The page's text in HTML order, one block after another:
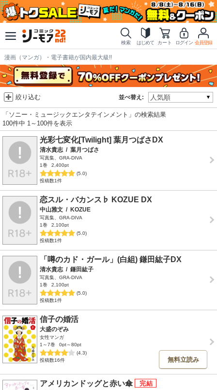
検索 はじめて カート ログイン 会員登録
漫画（マンガ）・電子書籍が国内最大級!!
並べ替え:
絞り込む
「ソニー・ミュージックエンタテインメント」の検索結果
100件中 1～100件を表示
光彩七変化[Twilight] 葉月つばさDX
清水貴志 / 葉月つばさ
写真集、GRA-DIVA
1巻
2,400pt
(5.0)
投稿数1件
恋スル・バカンス♭ KOZUE DX
中山雅文 / KOZUE
写真集、GRA-DIVA
1巻
2,100pt
(5.0)
投稿数1件
「噂のカド・ガール」(白組) 鎌田紘子DX
清水貴志 / 鎌田紘子
写真集、GRA-DIVA
1巻
2,100pt
(5.0)
投稿数1件
信子の婚活
大盛のぞみ
女性マンガ
1～7巻
0pt～80pt
(4.3)
投稿数16件
無料立読み
アメリカンドッグと赤い傘